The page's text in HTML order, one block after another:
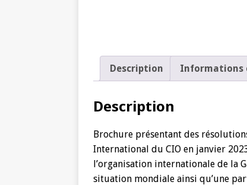
Description Informations
Description
Brochure présentant des
International du CIO en janvier
l’organisation internationale de la
situation mondiale ainsi qu’une